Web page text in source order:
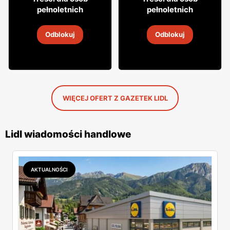
30 sie 2026
pełnoletnich
Odblokuj 30 sie 2026
pełnoletnich
Odblokuj
WIĘCEJ OFERT Z GAZETEK LIDL
Lidl wiadomości handlowe
AKTUALNOŚCI